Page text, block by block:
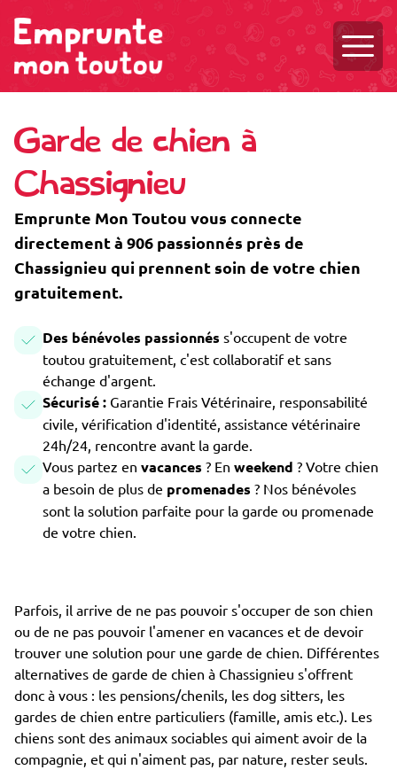
Garde de chien à
Chassignieu
Emprunte Mon Toutou vous connecte
directement à 906 passionnés près de
Chassignieu qui prennent soin de votre chien
gratuitement.
Des bénévoles passionnés s'occupent de votre
toutou gratuitement, c'est collaboratif et sans
échange d'argent.
Sécurisé : Garantie Frais Vétérinaire, responsabilité
civile, vérification d'identité, assistance vétérinaire
24h/24, rencontre avant la garde.
Vous partez en vacances ? En weekend ? Votre chien
a besoin de plus de promenades ? Nos bénévoles
sont la solution parfaite pour la garde ou promenade
de votre chien.
Parfois, il arrive de ne pas pouvoir s'occuper de son chien
ou de ne pas pouvoir l'amener en vacances et de devoir
trouver une solution pour une garde de chien. Différentes
alternatives de garde de chien à Chassignieu s'offrent
donc à vous : les pensions/chenils, les dog sitters, les
gardes de chien entre particuliers (famille, amis etc.). Les
chiens sont des animaux sociables qui aiment avoir de la
compagnie, et qui n'aiment pas, par nature, rester seuls.